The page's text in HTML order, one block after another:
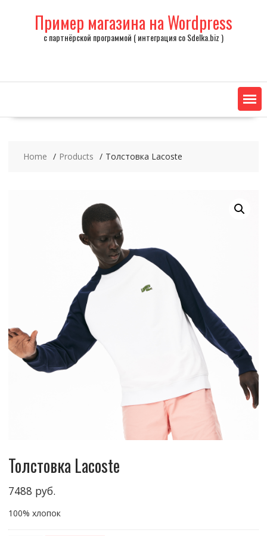
Пример магазина на Wordpress
с партнёрской программой ( интеграция со Sdelka.biz )
Home Products Толстовка Lacoste
Толстовка Lacoste
7488 руб.
100% хлопок